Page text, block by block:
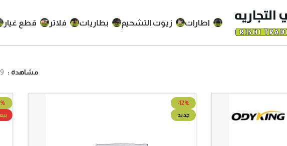
اطارات زيوت التشحيم بطاريات فلاتر قطع غيار
مشاهدة 9
-12%
جديد